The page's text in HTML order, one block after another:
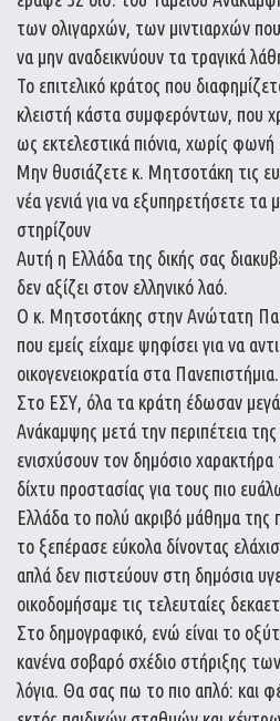
των ολιγαρχών, των μιντιαρχών
να μην αναδεικνύουν τα τραγικά
Το επιτελικό κράτος που
κλειστή κάστα συμφερόντων, που
ως εκτελεστικά πιόνια, χωρίς φωνή
Μην θυσιάζετε κ. Μητσοτάκη τις
νέα γενιά για να εξυπηρετήσετε
στηρίζουν
Αυτή η Ελλάδα της δικής σας
δεν αξίζει στον ελληνικό λαό.
Ο κ. Μητσοτάκης στην Ανώτατη
που εμείς είχαμε ψηφίσει για να
οικογενειοκρατία στα Πανεπιστήμια.
Στο ΕΣΥ, όλα τα κράτη έδωσαν
Ανάκαμψης μετά την περιπέτεια της
ενισχύσουν τον δημόσιο χαρακτήρα
δίχτυ προστασίας για τους πιο
Ελλάδα το πολύ ακριβό μάθημα
το ξεπέρασε εύκολα δίνοντας
απλά δεν πιστεύουν στη δημόσια
οικοδομήσαμε τις τελευταίες
Στο δημογραφικό, ενώ είναι το
κανένα σοβαρό σχέδιο στήριξης
λόγια. Θα σας πω το πιο απλό: και